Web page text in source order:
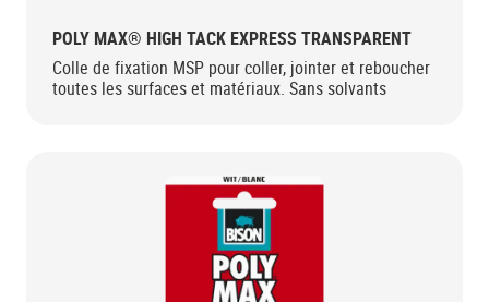
POLY MAX® HIGH TACK EXPRESS TRANSPARENT
Colle de fixation MSP pour coller, jointer et reboucher
toutes les surfaces et matériaux. Sans solvants